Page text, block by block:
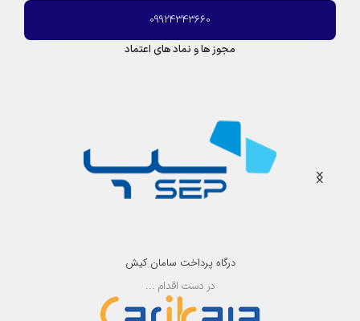
09924343660
مجوز ها و نماد های اعتماد
درگاه پرداخت سامان کیش
در دست اقدام ...